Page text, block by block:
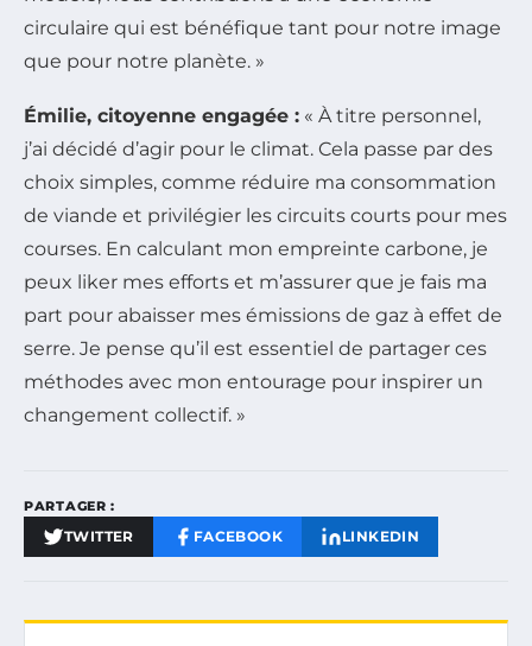
circulaire qui est bénéfique tant pour notre image
que pour notre planète. »
Émilie, citoyenne engagée : « À titre personnel,
j’ai décidé d’agir pour le climat. Cela passe par des
choix simples, comme réduire ma consommation
de viande et privilégier les circuits courts pour mes
courses. En calculant mon empreinte carbone, je
peux liker mes efforts et m’assurer que je fais ma
part pour abaisser mes émissions de gaz à effet de
serre. Je pense qu’il est essentiel de partager ces
méthodes avec mon entourage pour inspirer un
changement collectif. »
PARTAGER :
TWITTER FACEBOOK LINKEDIN